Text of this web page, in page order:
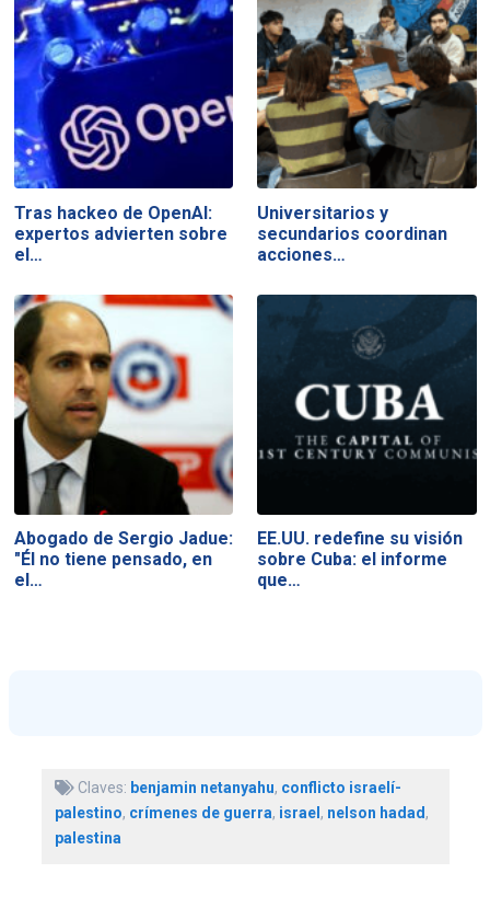
Tras hackeo de OpenAI:
expertos advierten sobre
el…
Universitarios y
secundarios coordinan
acciones…
Abogado de Sergio Jadue:
"Él no tiene pensado, en
el…
EE.UU. redefine su visión
sobre Cuba: el informe
que…
Claves: benjamin netanyahu, conflicto israelí-
palestino, crímenes de guerra, israel, nelson hadad,
palestina